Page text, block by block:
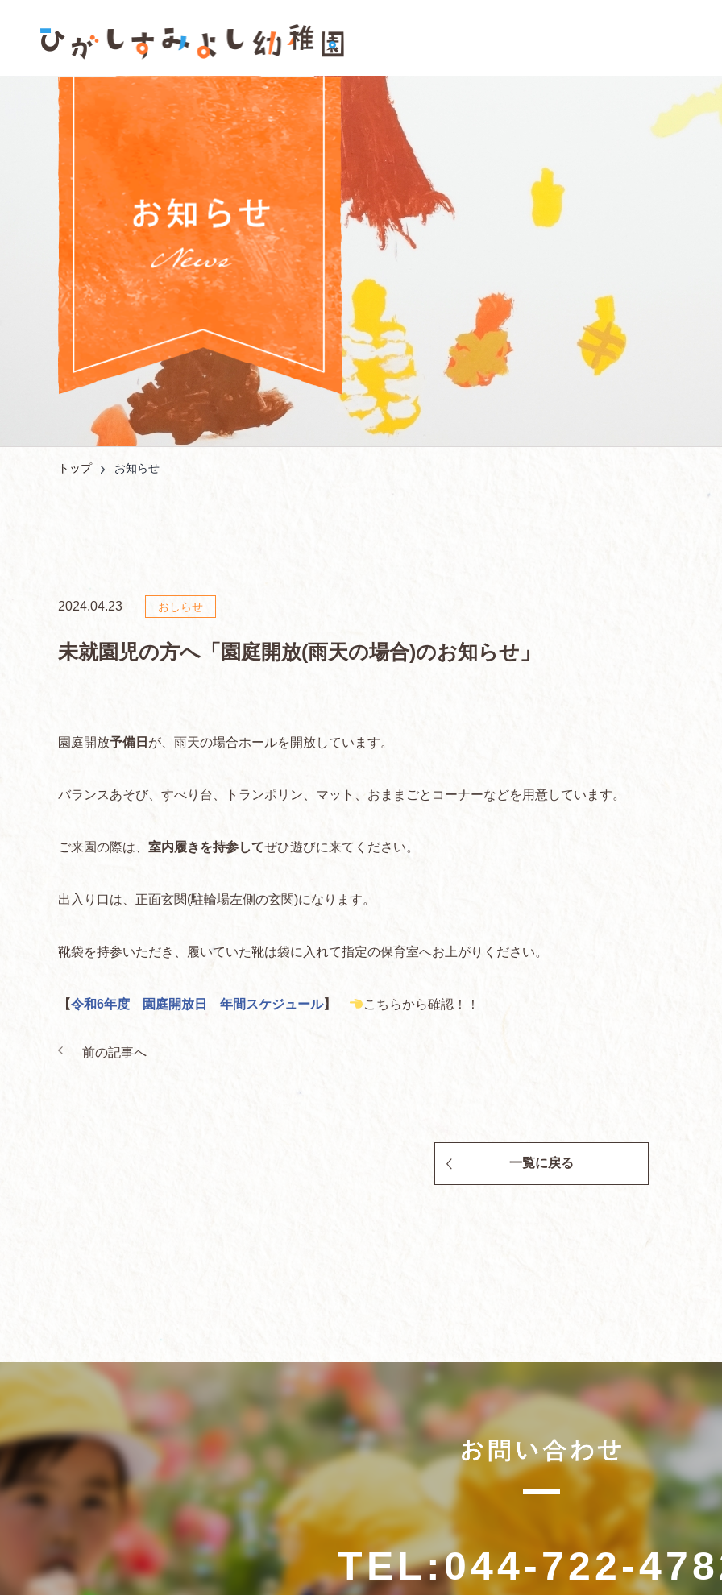
トップ お知らせ
2024.04.23 おしらせ
未就園児の方へ「園庭開放(雨天の場合)のお知らせ」
園庭開放予備日 が、雨天の場合ホールを開放しています。
バランスあそび、すべり台、トランポリン、マット、おままごとコーナーなどを用意しています。
ご来園の際は、 室内履きを持参してぜひ遊びに来てください。
出入り口は、正面玄関(駐輪場左側の玄関)になります。
靴袋を持参いただき、履いていた靴は袋に入れて指定の保育室へお上がりください。
【令和6年度 園庭開放日 年間スケジュール】 こちらから確認！！
前の記事へ
一覧に戻る
TEL:044-722-